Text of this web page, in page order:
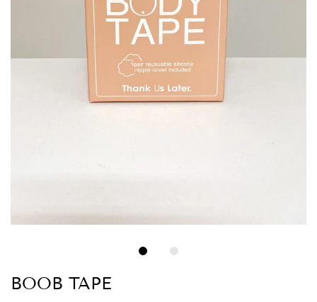
BOOB TAPE